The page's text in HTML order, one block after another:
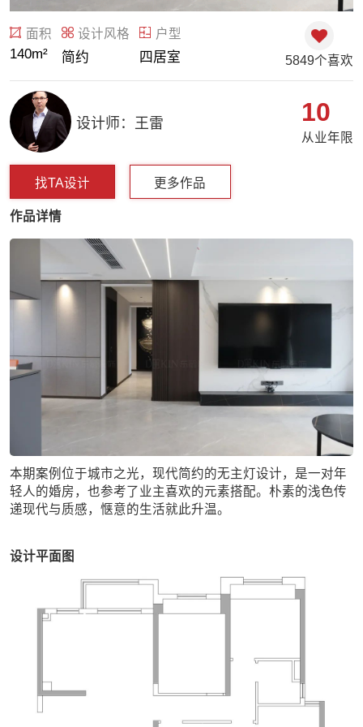
面积
140m²
设计风格
简约
户型
四居室 5849个喜欢
设计师：王雷 10
从业年限
找TA设计 更多作品
作品详情
本期案例位于城市之光，现代简约的无主灯设计，是一对年
轻人的婚房，也参考了业主喜欢的元素搭配。朴素的浅色传
递现代与质感，惬意的生活就此升温。
设计平面图